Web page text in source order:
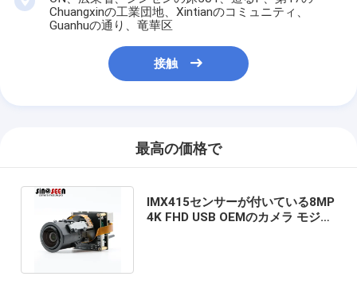
Chuangxinの工業団地、Xintianのコミュニティ、
Guanhuの通り、竜華区
接触
最高の価格で
IMX415センサーが付いている8MP
4K FHD USB OEMのカメラ モジュ